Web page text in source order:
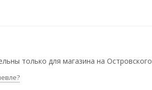
только для магазина на Островского